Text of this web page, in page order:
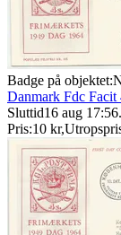
Badge på objektet:
Danmark Fdc
Sluttid16 aug 17:56.
Pris:10 kr,